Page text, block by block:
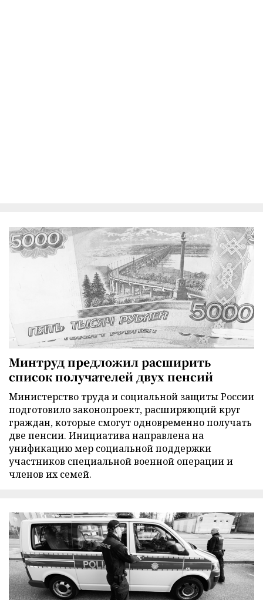
Минтруд предложил расширить
список получателей двух пенсий
Министерство труда и социальной защиты России
подготовило законопроект, расширяющий круг
граждан, которые смогут одновременно получать
две пенсии. Инициатива направлена на
унификацию мер социальной поддержки
участников специальной военной операции и
членов их семей.